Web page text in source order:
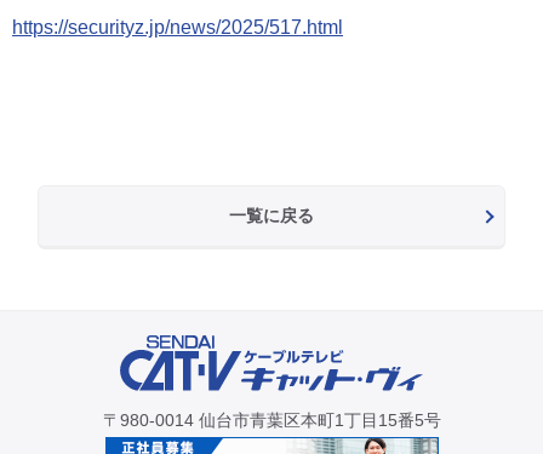
https://securityz.jp/news/2025/517.html
一覧に戻る
〒980-0014 仙台市青葉区本町1丁目15番5号